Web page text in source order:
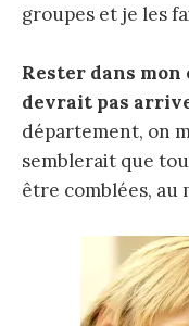
groupes et je les
Rester dans
devrait pas
département, on
semblerait que
être comblées, au